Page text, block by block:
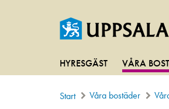
HYRESGÄST VÅRA
Start Våra bostäder